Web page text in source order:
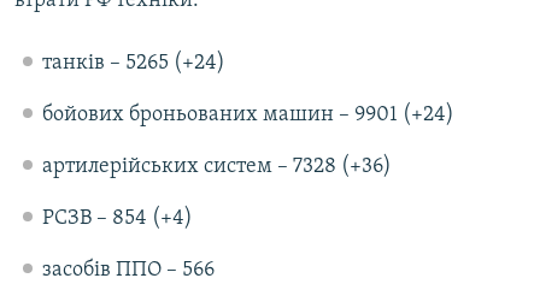
танків – 5265 (+24)
бойових броньованих машин – 9901 (+24)
артилерійських систем – 7328 (+36)
РСЗВ – 854 (+4)
засобів ППО – 566